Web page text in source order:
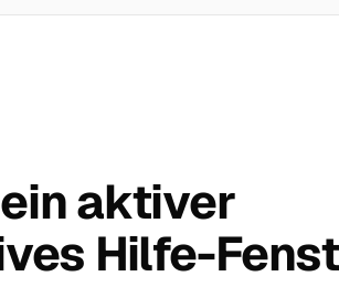
aktiver
Hilfe-